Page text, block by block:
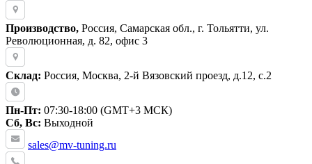
Производство, Россия, Самарская обл., г. Тольятти, ул.
Революционная, д. 82, офис 3
Склад: Россия, Москва, 2-й Вязовский проезд, д.12, с.2
Пн-Пт: 07:30-18:00 (GMT+3 МСК)
Сб, Вс: Выходной
sales@mv-tuning.ru